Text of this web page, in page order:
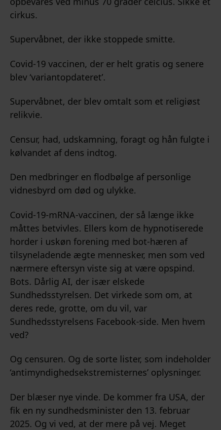
cirkus.
Supervåbnet, der ikke stoppede smitte.
Covid-19 vaccinen, der er helt gratis og senere
blev ‘variantopdateret’.
Supervåbnet, der blev omtalt som et religiøst
relikvie.
Censur, had, udskamning, foragt og hån fulgte i
kølvandet af dens indtog.
Den medbringer en flodbølge af personlige
vidnesbyrd om død og ulykke.
Covid-19-mRNA-vaccinen, der så længe ikke
måttes betvivles. Ellers kom de hypnotiserede
horder i uskøn forening med bot-hæren af
tilsyneladende ægte mennesker, men som ved
nærmere eftersyn viste sig at være opspind.
Bots. Dårlig AI, der især elskede
Sundhedsstyrelsen. Det virkede som om, at
deres rede, grotte, om du vil, var
Sundhedsstyrelsens Facebook-side. Men hvem
ved?
Og censuren. Og de sorte lister, som indeholder
‘antimyndighedsekstremisternes’ oplysninger.
Der blæser nye vinde. De kommer fra USA, der
fik en ny sundhedsminister den 13. februar
2025. Og vi ved, at der mere på vej. Meget